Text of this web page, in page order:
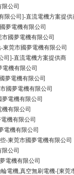
公司
限公司]-直流電機方案提供
夢電機有限公司
國夢電機有限公司
東莞市國夢電機有限公司
司]-直流電機方案提供商
電機有限公司
夢電機有限公司
國夢電機有限公司
電機有限公司
有限公司
機有限公司
電機有限公司
-東莞市國夢電機有限公司
公司
電機有限公司
電機,真空無刷電機-[東